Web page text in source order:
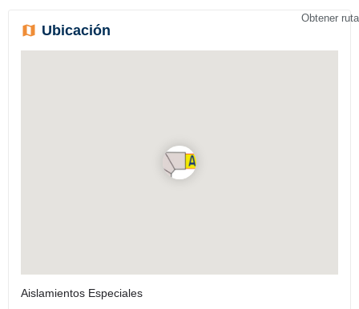
Ubicación
Aislamientos Especiales
Obtener ruta